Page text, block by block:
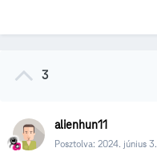
3
alienhun11
Posztolva: 2024. június 3.